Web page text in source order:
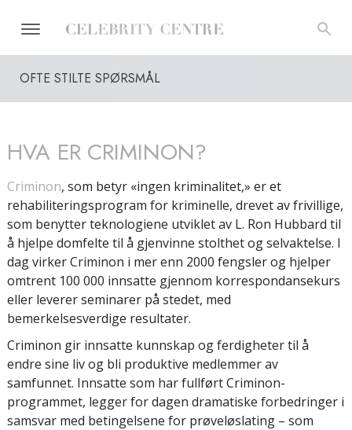
OFTE STILTE SPØRSMÅL
HVA ER CRIMINON?
Criminon, som betyr «ingen kriminalitet,» er et
rehabiliteringsprogram for kriminelle, drevet av frivillige,
som benytter teknologiene utviklet av L. Ron Hubbard til
å hjelpe domfelte til å gjenvinne stolthet og selvaktelse. I
dag virker Criminon i mer enn 2000 fengsler og hjelper
omtrent 100 000 innsatte gjennom korrespondansekurs
eller leverer seminarer på stedet, med
bemerkelsesverdige resultater.
Criminon gir innsatte kunnskap og ferdigheter til å
endre sine liv og bli produktive medlemmer av
samfunnet. Innsatte som har fullført Criminon-
programmet, legger for dagen dramatiske forbedringer i
samsvar med betingelsene for prøveløslating – som